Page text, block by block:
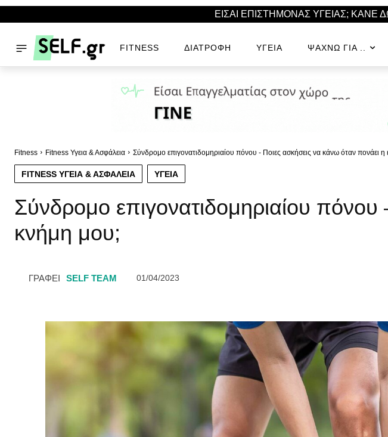
ΕΙΣΑΙ ΕΠΙΣΤΗΜΟΝΑΣ ΥΓΕΙΑΣ; ΚΑΝΕ
FITNESS ΔΙΑΤΡΟΦΉ ΥΓΕΊΑ ΨΆΧΝΩ ΓΙΑ ..
Fitness Fitness Υγεια & Ασφάλεια Σύνδρομο επιγονατιδομηριαίου πόνου - Ποιες ασκήσεις να κάνω όταν πονάει η
FITNESS ΥΓΕΙΑ & ΑΣΦΆΛΕΙΑ ΥΓΕΊΑ
Σύνδρομο επιγονατιδομηριαίου
κνήμη μου;
ΓΡΑΦΕΙ SELF TEAM 01/04/2023